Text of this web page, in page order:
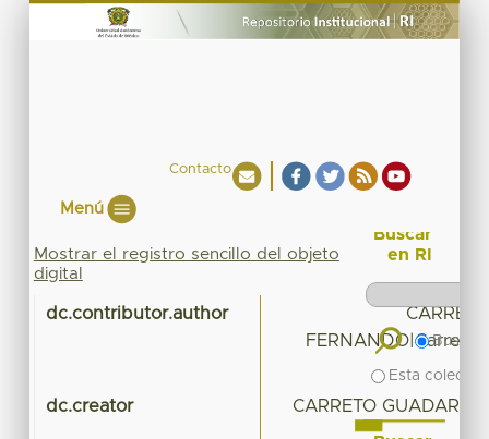
Contacto
Menú
Mostrar el registro sencillo del objeto
digital
dc.contributor.author
FERNANDO|Carreto
dc.creator CARRETO
Buscar
en RI
Buscar
Esta